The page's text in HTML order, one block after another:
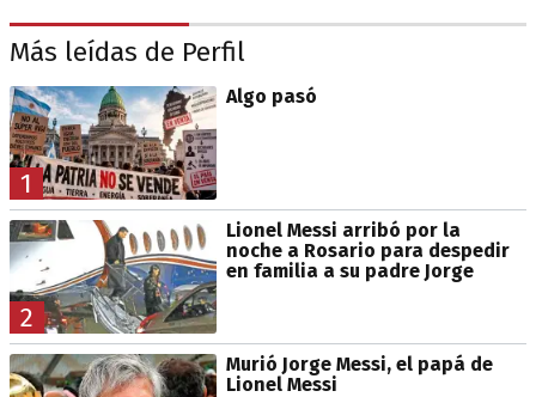
Más leídas de Perfil
1
Algo pasó
2
Lionel Messi arribó por la
noche a Rosario para despedir
en familia a su padre Jorge
Murió Jorge Messi, el papá de
Lionel Messi